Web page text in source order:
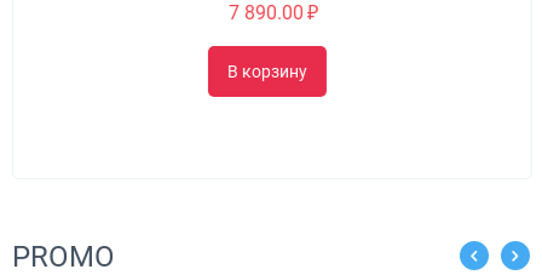
7 890.00 ₽
В корзину
PROMO